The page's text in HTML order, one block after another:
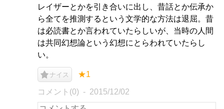
レイザーとかを引き合いに出し、昔話とか伝承か
ら全てを推測するという文学的な方法は退屈。昔
は必読書とか言われていたらしいが、当時の人間
は共同幻想論という幻想にとらわれていたらし
い。
ナイス ★1
コメント(0) 2015/12/02